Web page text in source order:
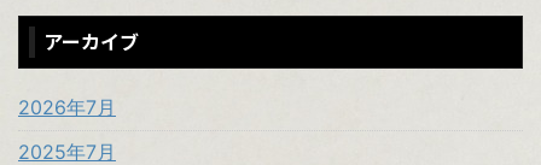
アーカイブ
2026年7月
2025年7月